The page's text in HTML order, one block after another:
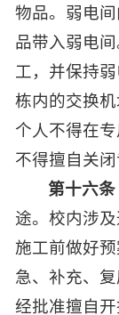
物品。弱电
品带入弱电
工，并保持
栋内的交换
个人不得在
不得擅自关闭
第十六条
途。校内涉
施工前做好
急、补充、
经批准擅自